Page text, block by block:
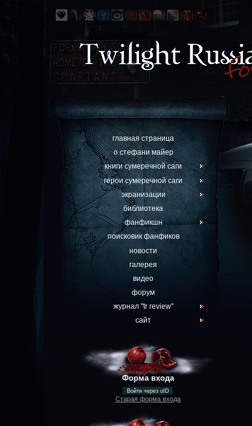
главная страница
о стефани майер
книги сумеречной саги
герои сумеречной саги
экранизации
библиотека
фанфикшн
поисковик фанфиков
новости
галерея
видео
форум
журнал "tr review"
сайт
Форма входа
Войти через uID
Старая форма входа